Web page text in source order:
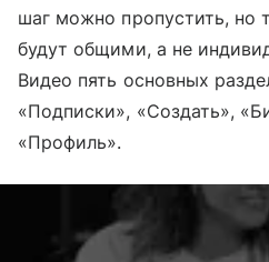
шаг можно пропустить, но
будут общими, а не
Видео пять основных
«Подписки», «Создать»,
«Профиль».